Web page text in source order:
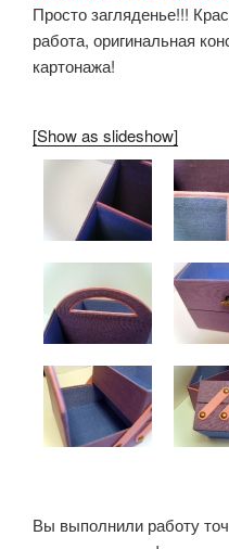
Просто загляденье!!!
работа, оригинальная
картонажа!
[Show as slideshow]
Вы выполнили работу